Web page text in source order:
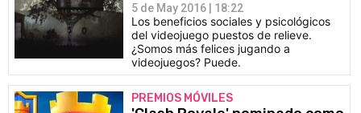
5 de May 2016 | 18:22
Los beneficios sociales y psicológicos
del videojuego puestos de relieve.
¿Somos más felices jugando a
videojuegos? Puede.
PREMIOS MÓVILES